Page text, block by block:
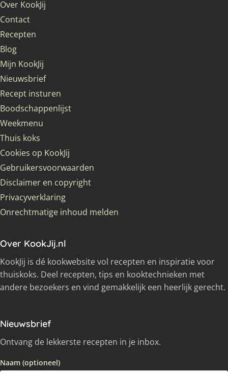
Over KookJij
Contact
Recepten
Blog
Mijn KookJij
Nieuwsbrief
Recept insturen
Boodschappenlijst
Weekmenu
Thuis koks
Cookies op KookJij
Gebruikersvoorwaarden
Disclaimer en copyright
Privacyverklaring
Onrechtmatige inhoud melden
Over KookJij.nl
KookJij is dé kookwebsite vol recepten en inspiratie voor
thuiskoks. Deel recepten, tips en kooktechnieken met
andere bezoekers en vind gemakkelijk een heerlijk gerecht.
Nieuwsbrief
Ontvang de lekkerste recepten in je inbox.
Naam (optioneel)